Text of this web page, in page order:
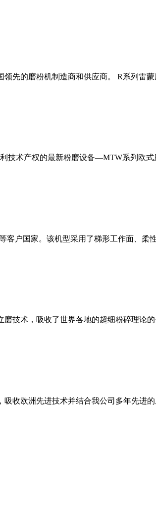
先的磨粉机制造商和供应商。 R系列雷
技术产权的最新粉磨设备—MTW系列欧
户国家。该机型采用了梯形工作面、
技术，吸收了世界各地的超细粉碎理论
收欧洲先进技术并结合我公司多年先进